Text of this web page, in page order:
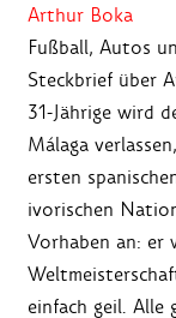
Arthur Boka
Fußball, Autos
Steckbrief über
31-Jährige wird
Málaga
ersten
ivorischen
Vorhaben an: er
einfach geil.